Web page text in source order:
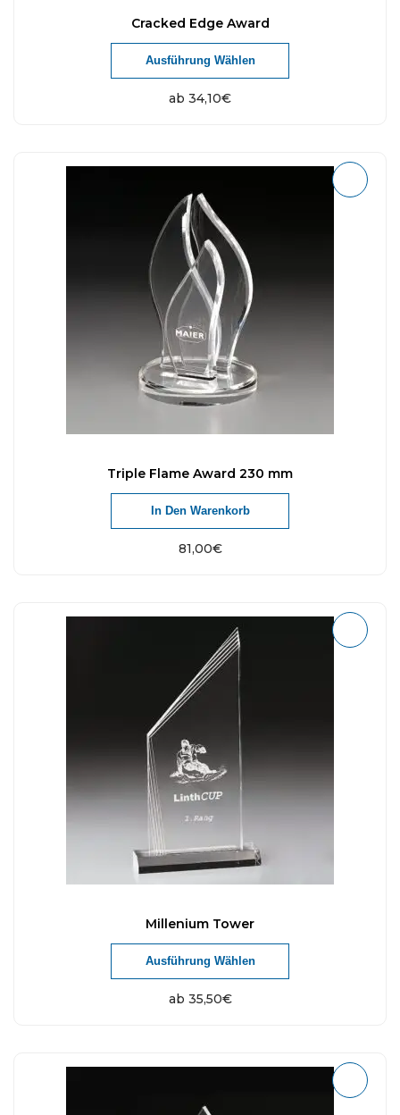
Cracked Edge Award
ab 34,10€
Ausführung Wählen
Triple Flame Award 230 mm
81,00€
In Den Warenkorb
Millenium Tower
ab 35,50€
Ausführung Wählen